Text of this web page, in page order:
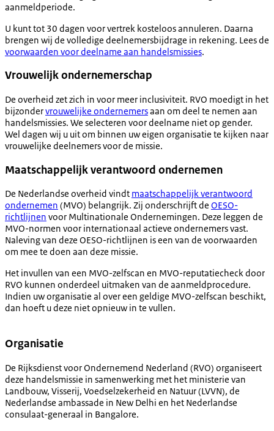
aanmeldperiode.
U kunt tot 30 dagen voor vertrek kosteloos annuleren. Daarna
brengen wij de volledige deelnemersbijdrage in rekening. Lees de
voorwaarden voor deelname aan handelsmissies.
Vrouwelijk ondernemerschap
De overheid zet zich in voor meer inclusiviteit. RVO moedigt in het
bijzondervrouwelijke ondernemersaan om deel te nemen aan
handelsmissies. We selecteren voor deelname niet op gender.
Wel dagen wij u uit om binnen uw eigen organisatie te kijken naar
vrouwelijke deelnemers voor de missie.
Maatschappelijk verantwoord ondernemen
De Nederlandse overheid vindt maatschappelijk verantwoord
ondernemen (MVO) belangrijk. Zij onderschrijft de OESO-
richtlijnen voor Multinationale Ondernemingen. Deze leggen de
MVO-normen voor internationaal actieve ondernemers vast.
Naleving van deze OESO-richtlijnen is een van de voorwaarden
om mee te doen aan deze missie.
Het invullen van een MVO-zelfscan en MVO-reputatiecheck door
RVO kunnen onderdeel uitmaken van de aanmeldprocedure.
Indien uw organisatie al over een geldige MVO-zelfscan beschikt,
dan hoeft u deze niet opnieuw in te vullen.
Organisatie
De Rijksdienst voor Ondernemend Nederland (RVO) organiseert
deze handelsmissie in samenwerking met het ministerie van
Landbouw, Visserij, Voedselzekerheid en Natuur (LVVN), de
Nederlandse ambassade in New Delhi en het Nederlandse
consulaat-generaal in Bangalore.